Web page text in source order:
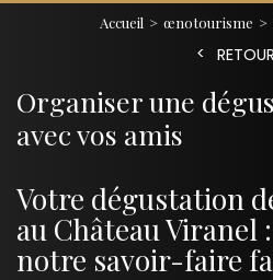
Accueil œnotourisme
RETOUR
Organiser une
avec vos amis
Votre dégustation
au Château Viranel
notre savoir-faire